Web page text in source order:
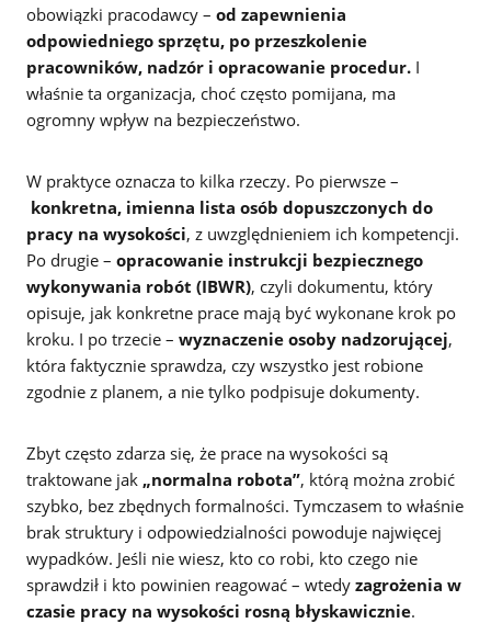
obowiązki pracodawcy – od zapewnienia
odpowiedniego sprzętu, po przeszkolenie
pracowników, nadzór i opracowanie procedur. I
właśnie ta organizacja, choć często pomijana, ma
ogromny wpływ na bezpieczeństwo.
W praktyce oznacza to kilka rzeczy. Po pierwsze –
konkretna, imienna lista osób dopuszczonych do
pracy na wysokości, z uwzględnieniem ich kompetencji.
Po drugie – opracowanie instrukcji bezpiecznego
wykonywania robót (IBWR), czyli dokumentu, który
opisuje, jak konkretne prace mają być wykonane krok po
kroku. I po trzecie – wyznaczenie osoby nadzorującej,
która faktycznie sprawdza, czy wszystko jest robione
zgodnie z planem, a nie tylko podpisuje dokumenty.
Zbyt często zdarza się, że prace na wysokości są
traktowane jak „normalna robota”, którą można zrobić
szybko, bez zbędnych formalności. Tymczasem to właśnie
brak struktury i odpowiedzialności powoduje najwięcej
wypadków. Jeśli nie wiesz, kto co robi, kto czego nie
sprawdził i kto powinien reagować – wtedy zagrożenia w
czasie pracy na wysokości rosną błyskawicznie.